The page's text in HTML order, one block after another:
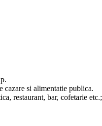
cazare si alimentatie publica.
restaurant, bar, cofetarie etc.;